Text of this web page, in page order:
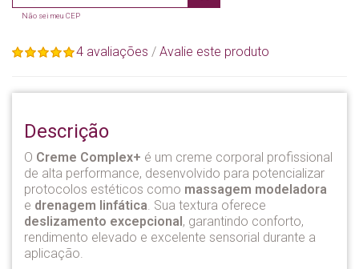
Não sei meu CEP
4 avaliações / Avalie este produto
Descrição
O Creme Complex+ é um creme corporal profissional
de alta performance, desenvolvido para potencializar
protocolos estéticos como massagem modeladora
e drenagem linfática. Sua textura oferece
deslizamento excepcional, garantindo conforto,
rendimento elevado e excelente sensorial durante a
aplicação.